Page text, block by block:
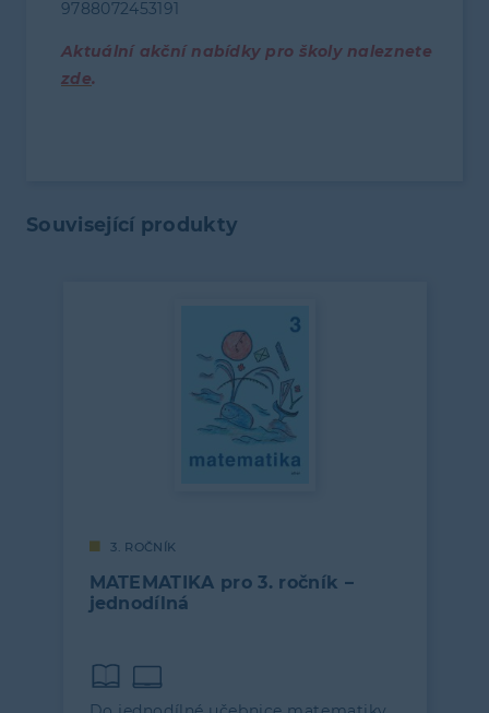
9788072453191
Aktuální akční nabídky pro školy naleznete
zde.
Související produkty
3. ROČNÍK
MATEMATIKA pro 3. ročník –
jednodílná